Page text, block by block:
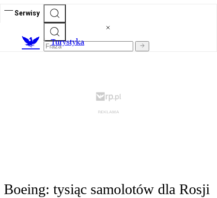
Serwisy
Turystyka
Boeing: tysiąc samolotów dla Rosji